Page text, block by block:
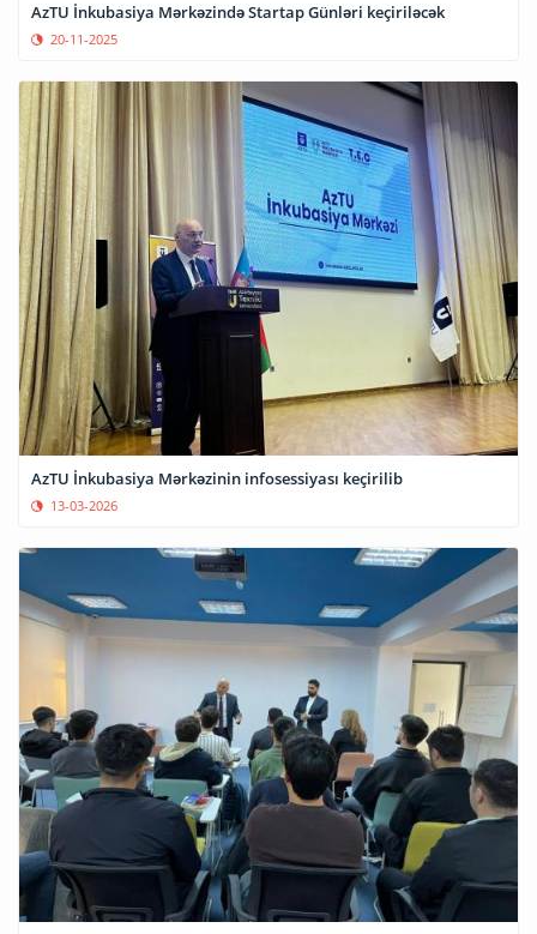
AzTU İnkubasiya Mərkəzində Startap Günləri keçiriləcək
20-11-2025
AzTU İnkubasiya Mərkəzinin infosessiyası keçirilib
13-03-2026